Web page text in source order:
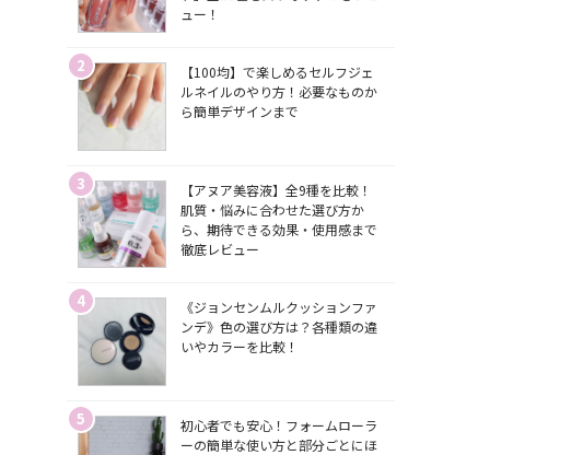
ュー！
2
【100均】で楽しめるセルフジェ
ルネイルのやり方！必要なものか
ら簡単デザインまで
3
【アヌア美容液】全9種を比較！
肌質・悩みに合わせた選び方か
ら、期待できる効果・使用感まで
徹底レビュー
4
《ジョンセンムルクッションファ
ンデ》色の選び方は？各種類の違
いやカラーを比較！
5
初心者でも安心！フォームローラ
ーの簡単な使い方と部分ごとにほ